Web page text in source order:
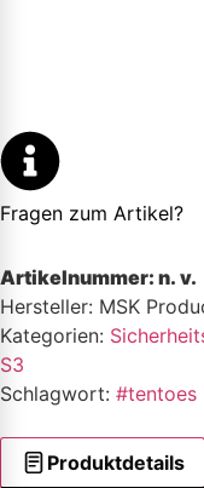
Fragen zum Artikel?
Artikelnummer: n. v.
Kategorien:
S3
Schlagwort: #tentoes
Hersteller: MSK
Produktdetails